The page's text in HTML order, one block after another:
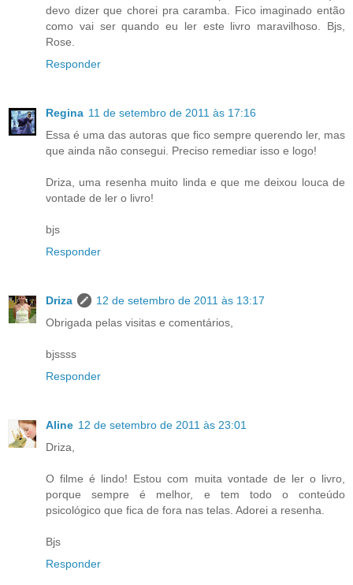
devo dizer que chorei pra caramba. Fico imaginado então
como vai ser quando eu ler este livro maravilhoso. Bjs,
Rose.
Responder
Regina 11 de setembro de 2011 às 17:16
Essa é uma das autoras que fico sempre querendo ler, mas
que ainda não consegui. Preciso remediar isso e logo!
Driza, uma resenha muito linda e que me deixou louca de
vontade de ler o livro!
bjs
Responder
Driza
12 de setembro de 2011 às 13:17
Obrigada pelas visitas e comentários,
bjssss
Responder
Aline 12 de setembro de 2011 às 23:01
Driza,
O filme é lindo! Estou com muita vontade de ler o livro,
porque sempre é melhor, e tem todo o conteúdo
psicológico que fica de fora nas telas. Adorei a resenha.
Bjs
Responder